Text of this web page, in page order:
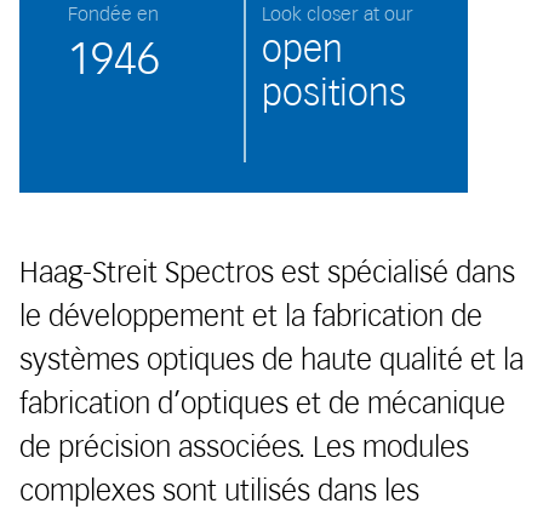
Haag-Streit Spectros est spécialisé dans
le développement et la fabrication de
systèmes optiques de haute qualité et la
fabrication d’optiques et de mécanique
de précision associées. Les modules
complexes sont utilisés dans les
Fondée en
1946
Look closer at our
open
positions